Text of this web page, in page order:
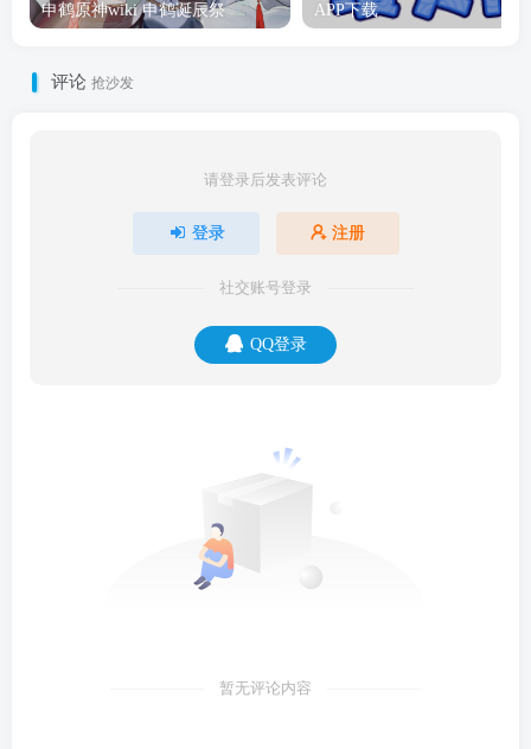
申鹤原神wiki 申鹤诞辰祭 APP下载
评论 抢沙发
请登录后发表评论
登录 注册
社交账号登录
QQ登录
暂无评论内容